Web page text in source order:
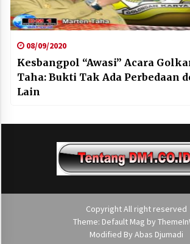
08/09/2020
Kesbangpol “Awasi” Acara
Taha: Bukti Tak Ada Perbedaan
Lain
Copyright All right reserved
Theme: Default Mag by
Modified By Abas Djumadi